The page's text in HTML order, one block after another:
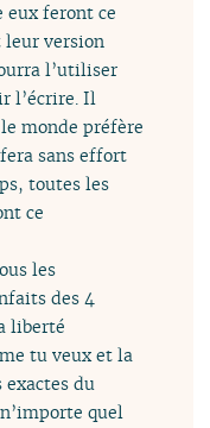
eux feront ce
leur version
l’utiliser
l’écrire. Il
monde préfère
sans effort
toutes les
ce
les
des 4
liberté
tu veux et la
du
quel